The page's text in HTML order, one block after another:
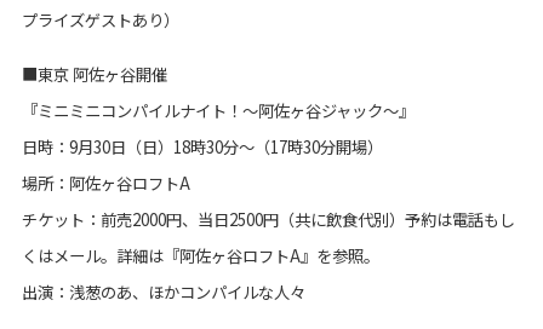
プライズゲストあり）
■東京 阿佐ヶ谷開催
『ミニミニコンパイルナイト！～阿佐ヶ谷ジャック～』
日時：9月30日（日）18時30分～（17時30分開場）
場所：阿佐ヶ谷ロフトA
チケット：前売2000円、当日2500円（共に飲食代別）予約は電話もし
くはメール。詳細は『阿佐ヶ谷ロフトA』を参照。
出演：浅葱のあ、ほかコンパイルな人々